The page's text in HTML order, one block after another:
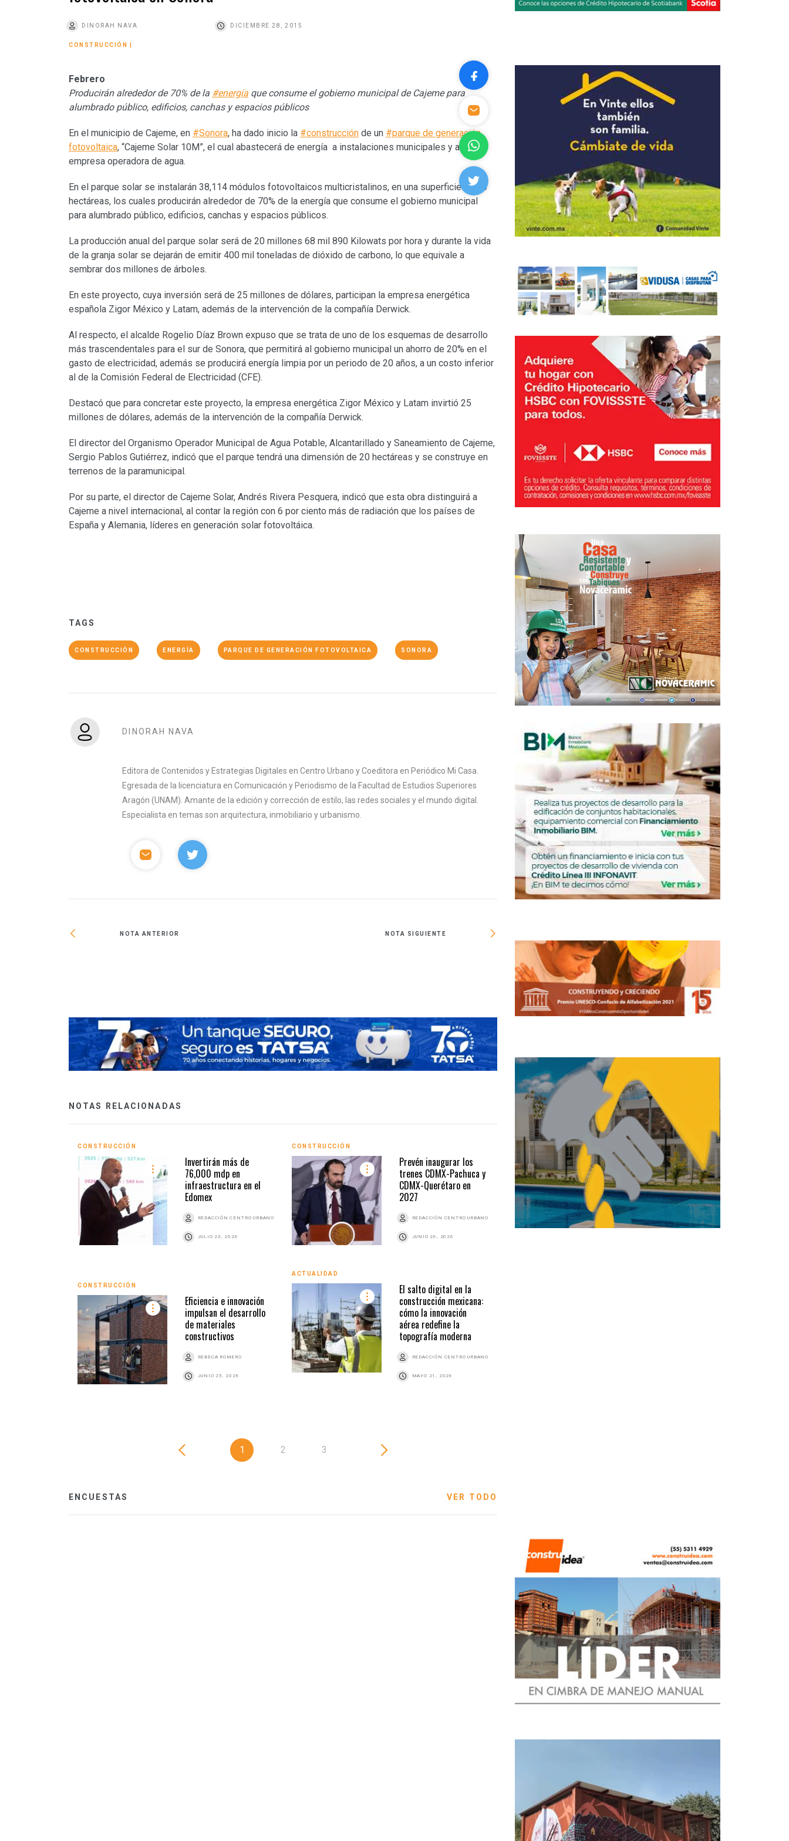
DINORAH NAVA DICIEMBRE 28, 2015
CONSTRUCCIÓN
Febrero
Producirán alrededor de 70% de la #energía que consume el gobierno municipal de Cajeme para
alumbrado público, edificios, canchas y espacios públicos
En el municipio de Cajeme, en #Sonora, ha dado inicio la #construcción de un #parque de generación
fotovoltaica, “Cajeme Solar 10M”, el cual abastecerá de energía a instalaciones municipales y a una
empresa operadora de agua.
En el parque solar se instalarán 38,114 módulos fotovoltaicos multicristalinos, en una superficie de 20
hectáreas, los cuales producirán alrededor de 70% de la energía que consume el gobierno municipal
para alumbrado público, edificios, canchas y espacios públicos.
La producción anual del parque solar será de 20 millones 68 mil 890 Kilowats por hora y durante la vida
de la granja solar se dejarán de emitir 400 mil toneladas de dióxido de carbono, lo que equivale a
sembrar dos millones de árboles.
En este proyecto, cuya inversión será de 25 millones de dólares, participan la empresa energética
española Zigor México y Latam, además de la intervención de la compañía Derwick.
Al respecto, el alcalde Rogelio Díaz Brown expuso que se trata de uno de los esquemas de desarrollo
más trascendentales para el sur de Sonora, que permitirá al gobierno municipal un ahorro de 20% en el
gasto de electricidad, además se producirá energía limpia por un periodo de 20 años, a un costo inferior
al de la Comisión Federal de Electricidad (CFE).
Destacó que para concretar este proyecto, la empresa energética Zigor México y Latam invirtió 25
millones de dólares, además de la intervención de la compañía Derwick.
El director del Organismo Operador Municipal de Agua Potable, Alcantarillado y Saneamiento de Cajeme,
Sergio Pablos Gutiérrez, indicó que el parque tendrá una dimensión de 20 hectáreas y se construye en
terrenos de la paramunicipal.
Por su parte, el director de Cajeme Solar, Andrés Rivera Pesquera, indicó que esta obra distinguirá a
Cajeme a nivel internacional, al contar la región con 6 por ciento más de radiación que los países de
España y Alemania, líderes en generación solar fotovoltáica.
TAGS
CONSTRUCCIÓN ENERGÍA PARQUE DE GENERACIÓN FOTOVOLTAICA SONORA
DINORAH NAVA
Editora de Contenidos y Estrategias Digitales en Centro Urbano y Coeditora en Periódico Mi Casa.
Egresada de la licenciatura en Comunicación y Periodismo de la Facultad de Estudios Superiores
Aragón (UNAM). Amante de la edición y corrección de estilo, las redes sociales y el mundo digital.
Especialista en temas son arquitectura, inmobiliario y urbanismo.
NOTA ANTERIOR NOTA SIGUIENTE
#LoMejordelAño: Jóvenes arquitectos exhibirán
trabajos en Bellas Artes
NOTAS RELACIONADAS
CONSTRUCCIÓN
Invertirán más de
76,000 mdp en
infraestructura en el
Edomex
REDACCIÓN CENTRO URBANO
JULIO 23, 2026
CONSTRUCCIÓN
Prevén inaugurar los
trenes CDMX-Pachuca y
CDMX-Querétaro en
2027
REDACCIÓN CENTRO URBANO
JUNIO 26, 2026
CONSTRUCCIÓN
Eficiencia e innovación
impulsan el desarrollo
de materiales
constructivos
REBECA ROMERO
JUNIO 25, 2026
ACTUALIDAD
El salto digital en la
construcción mexicana:
cómo la innovación
aérea redefine la
topografía moderna
REDACCIÓN CENTRO URBANO
MAYO 21, 2026
CONSTRUCCIÓN
Finsa reconoce a
proveedores y obras
destacadas de
construcción industrial
REDACCIÓN CENTRO URBANO
1 2 3
ENCUESTAS VER TODO